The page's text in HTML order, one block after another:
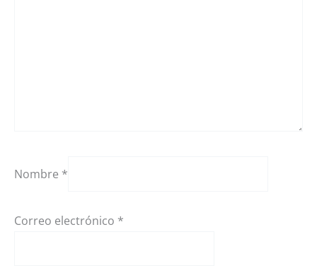
Nombre *
Correo electrónico *